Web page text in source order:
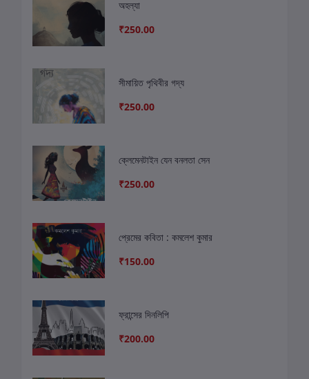
অহল্যা
₹250.00
সীমায়িত পৃথিবীর গদ্য
₹250.00
ক্লেমেনটাইন যেন বনলতা সেন
₹250.00
প্রেমের কবিতা : কমলেশ কুমার
₹150.00
ফ্রান্সের দিনলিপি
₹200.00